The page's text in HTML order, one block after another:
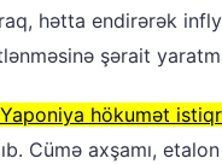
hətta endirərək
şərait
Yaponiya hökumət
Cümə axşamı,